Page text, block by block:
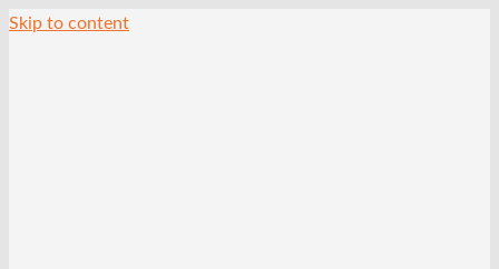
Skip to content